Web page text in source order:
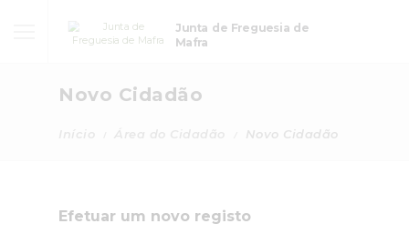
Junta de Freguesia de
Mafra
Novo Cidadão
Novo Cidadão
Efetuar um novo registo